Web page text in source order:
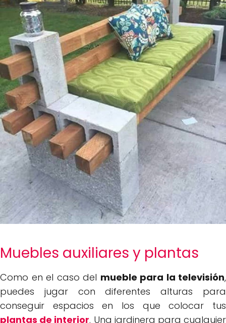
Muebles auxiliares y plantas
Como en el caso del mueble para la televisión,
puedes jugar con diferentes alturas para
conseguir espacios en los que colocar tus
plantas de interior. Una jardinera para cualquier